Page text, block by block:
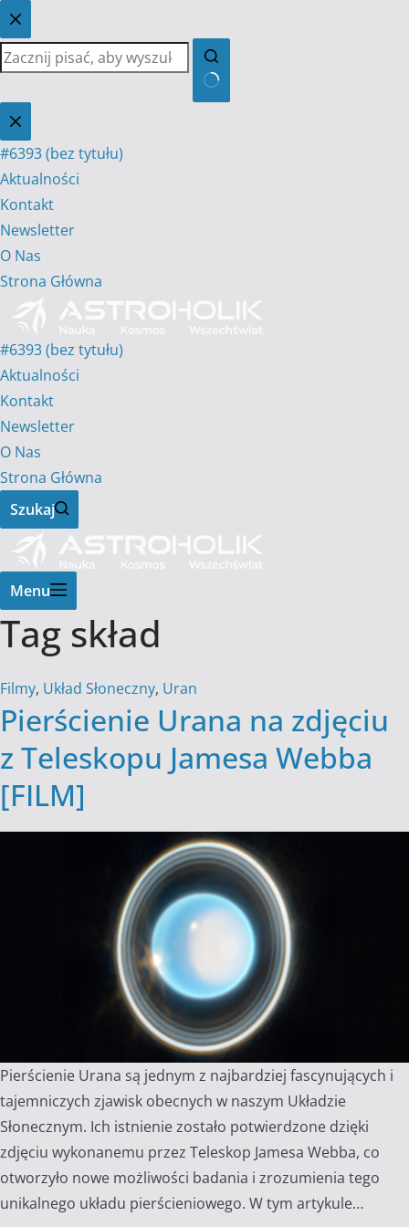
Przejdź
do
treści
Brak
wyników
#6393 (bez tytułu)
Aktualności
Kontakt
Newsletter
O Nas
Strona Główna
#6393 (bez tytułu)
Aktualności
Kontakt
Newsletter
O Nas
Strona Główna
Szukaj
Menu
Tag skład
Filmy, Układ Słoneczny, Uran
Pierścienie Urana na zdjęciu
z Teleskopu Jamesa Webba
[FILM]
Pierścienie Urana są jednym z najbardziej fascynujących i
tajemniczych zjawisk obecnych w naszym Układzie
Słonecznym. Ich istnienie zostało potwierdzone dzięki
zdjęciu wykonanemu przez Teleskop Jamesa Webba, co
otworzyło nowe możliwości badania i zrozumienia tego
unikalnego układu pierścieniowego. W tym artykule…